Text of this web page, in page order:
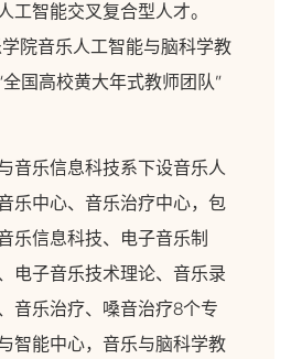
工智能交叉复合型人才。
院音乐人工智能与脑科学教
国高校黄大年式教师团队”
音乐信息科技系下设音乐人
乐中心、音乐治疗中心，包
乐信息科技、电子音乐制
电子音乐技术理论、音乐录
音乐治疗、嗓音治疗8个专
智能中心，音乐与脑科学教